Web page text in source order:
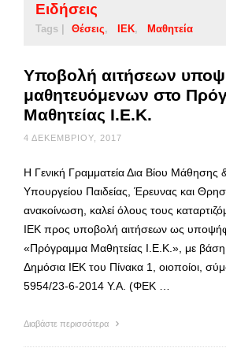
Ειδήσεις
Tags | Θέσεις ΙΕΚ Μαθητεία
Υποβολή αιτήσεων
μαθητευόμενων στο
Μαθητείας Ι.Ε.Κ.
4 ΔΕΚΕΜΒΡΊΟΥ, 2017
Η Γενική Γραμματεία Δια Βίου Μάθησης
Υπουργείου Παιδείας, Έρευνας και
ανακοίνωση, καλεί όλους τους
ΙΕΚ προς υποβολή αιτήσεων ως
«Πρόγραμμα Μαθητείας Ι.Ε.Κ.», με βάση
Δημόσια ΙΕΚ του Πίνακα 1, οιοποίοι,
5954/23-6-2014 Y.A. (ΦΕΚ …
Διαβάστε περισσότερα